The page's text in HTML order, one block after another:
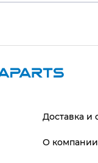
Доставка и
О компании